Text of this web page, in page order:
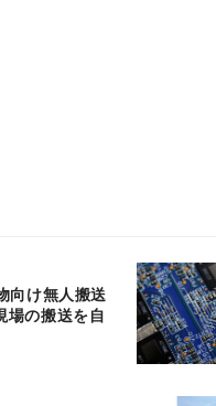
向け無人搬送
場の搬送を自